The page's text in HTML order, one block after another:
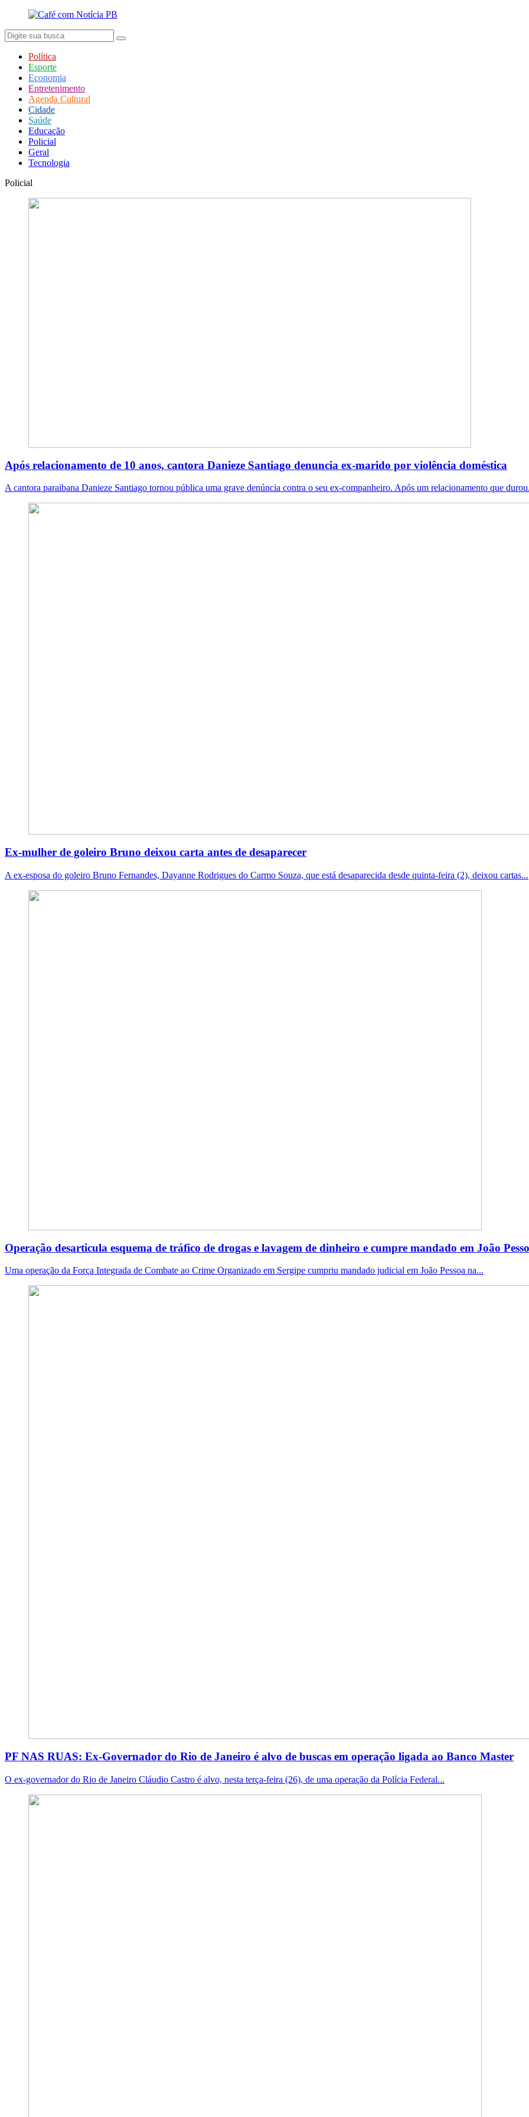
Política
Esporte
Economia
Entretenimento
Agenda Cultural
Cidade
Saúde
Educação
Policial
Geral
Tecnologia
Policial
Após relacionamento de 10 anos, cantora Danieze Santiago denuncia ex-marido por violência doméstica
A cantora paraibana Danieze Santiago tornou pública uma grave denúncia contra o seu ex-companheiro. Após um relacionamento que
Ex-mulher de goleiro Bruno deixou carta antes de desaparecer
A ex-esposa do goleiro Bruno Fernandes, Dayanne Rodrigues do Carmo Souza, que está desaparecida desde quinta-feira (2), deixou cartas...
Operação desarticula esquema de tráfico de drogas e lavagem de dinheiro e cumpre mandado em João
Uma operação da Força Integrada de Combate ao Crime Organizado em Sergipe cumpriu mandado judicial em João Pessoa na...
PF NAS RUAS: Ex-Governador do Rio de Janeiro é alvo de buscas em operação ligada ao Banco Master
O ex-governador do Rio de Janeiro Cláudio Castro é alvo, nesta terça-feira (26), de uma operação da Polícia Federal...